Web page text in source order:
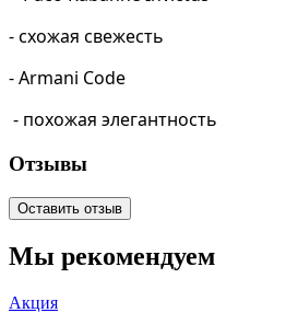
- схожая свежесть
-Armani Code
- похожая элегантность
Отзывы
Оставить отзыв
Мы рекомендуем
Акция